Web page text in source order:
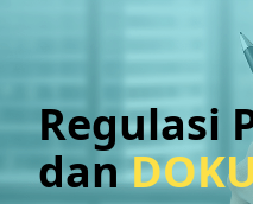
Regulasi
dan